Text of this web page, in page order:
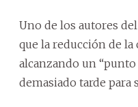
Uno de los autores
que la reducción de la
alcanzando un
demasiado tarde para